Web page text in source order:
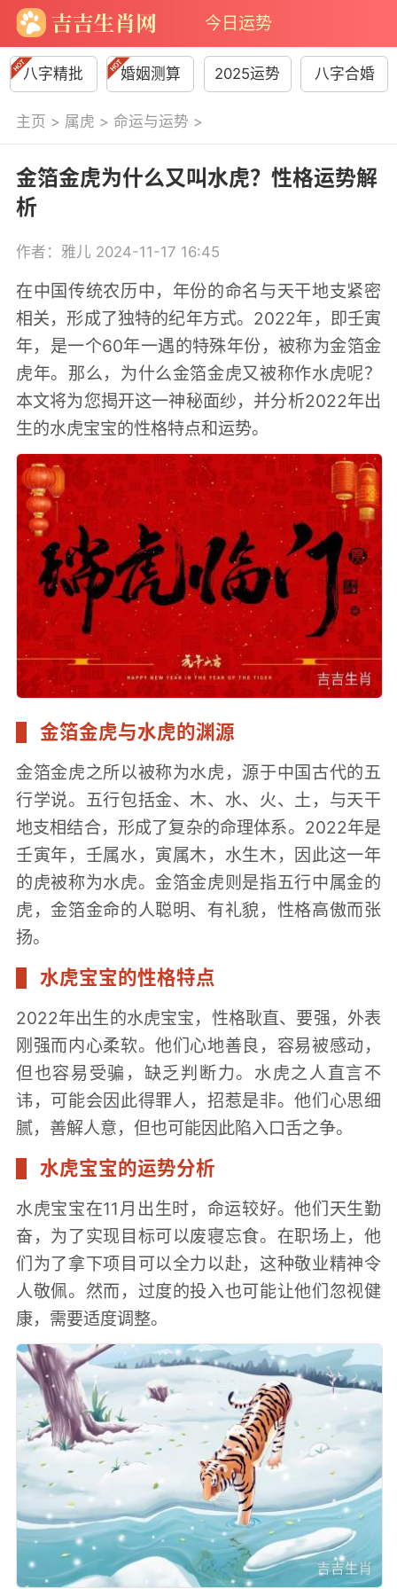
今日运势
八字精批 婚姻测算 2025运势 八字合婚
主页 > 属虎 > 命运与运势 >
金箔金虎为什么又叫水虎？性格运势解
析
作者：雅儿 2024-11-17 16:45
在中国传统农历中，年份的命名与天干地支紧密
相关，形成了独特的纪年方式。2022年，即壬寅
年，是一个60年一遇的特殊年份，被称为金箔金
虎年。那么，为什么金箔金虎又被称作水虎呢？
本文将为您揭开这一神秘面纱，并分析2022年出
生的水虎宝宝的性格特点和运势。
金箔金虎与水虎的渊源
金箔金虎之所以被称为水虎，源于中国古代的五
行学说。五行包括金、木、水、火、土，与天干
地支相结合，形成了复杂的命理体系。2022年是
壬寅年，壬属水，寅属木，水生木，因此这一年
的虎被称为水虎。金箔金虎则是指五行中属金的
虎，金箔金命的人聪明、有礼貌，性格高傲而张
扬。
水虎宝宝的性格特点
2022年出生的水虎宝宝，性格耿直、要强，外表
刚强而内心柔软。他们心地善良，容易被感动，
但也容易受骗，缺乏判断力。水虎之人直言不
讳，可能会因此得罪人，招惹是非。他们心思细
腻，善解人意，但也可能因此陷入口舌之争。
水虎宝宝的运势分析
水虎宝宝在11月出生时，命运较好。他们天生勤
奋，为了实现目标可以废寝忘食。在职场上，他
们为了拿下项目可以全力以赴，这种敬业精神令
人敬佩。然而，过度的投入也可能让他们忽视健
康，需要适度调整。